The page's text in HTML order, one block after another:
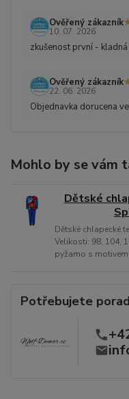
Ověřený zákazník
10. 07. 2026
zkušenost první - kladná
Ověřený zákazník
22. 06. 2026
Objednavka dorucena
Mohlo by se vám
Dětské
Dětské chlapecké
Velikosti: 98, 104,
pyžamo s
Potřebujete